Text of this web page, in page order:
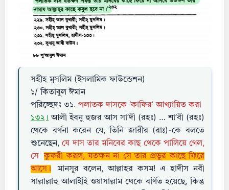
সহীহ মুসলিম (ইসলামিক ফাউন্ডেশন)
১/ কিতাবুল ঈমান
পরিচ্ছেদঃ ৩১. পলাতক দাসকে ‘কাফির’ আখ্যায়িত করা
১৩২। আলী ইবনু হুজর আস সা’দী (রহঃ) … শা’বী (রহঃ)
থেকে বর্ণনা করেন যে, তিনি জারীর (রাঃ)-কে বলতে
শুনেছেন, যে দাস তার মনিবের কাছ থেকে পালিয়ে গেল,
সে
কুফরী করল, যতক্ষন না সে তার প্রভুর কাছে ফিরে
আসে।
মানসূর বলেন, আল্লাহর কসম! এ হাদীস নবী
সাল্লাল্লাহু আলাইহি ওয়াসাল্লাম থেকে বর্ণিত হয়েছে, কিন্তু